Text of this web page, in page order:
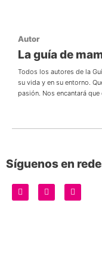
Autor
La guía de
Todos los autores de la
su vida y en su entorno.
pasión. Nos encantará
Síguenos en